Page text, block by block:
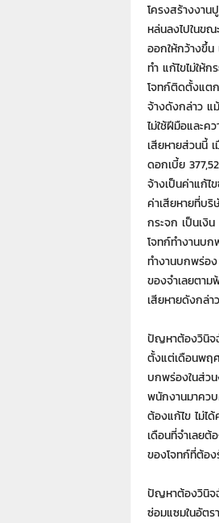
โครงสร้างงา
หล่นลงไปในข
ออกให้กว้างขึ้น
ทำ แก้ไขไม่ให้
โจทก์ติดตั้งแตก
จ้างดังกล่าว แ
ไม่ใช้ฝีมือและค
เสียหายส่วนนี้
ดอกเบี้ย
จ้างเป็นค่าแก้ไ
ค่าเสียหายที่บริ
กระจก เป็นเงิ
โจทก์ทำงานบก
ทำงานบกพร่อง
ของจำเลยตาม
เสียหายดังกล่
ปัญหาต้องวินิจ
ตั้งแต่เดือนพฤ
บกพร่องในส่ว
พนักงานมาคว
ต้องแก้ไข ไม่ไ
เดือนที่จำเลย
ของโจทก์ที่ต้อ
ปัญหาต้องวินิจฉั
ซ่อมแซมในอัตร